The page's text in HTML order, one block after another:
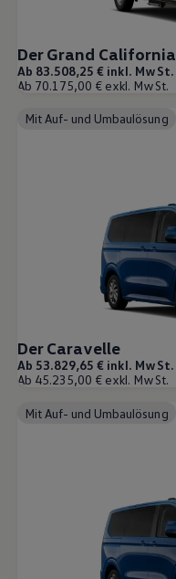
Der Grand California
Ab 83.508,25 € inkl. MwSt.
Ab 70.175,00 € exkl. MwSt.
Mit Auf- und Umbaulösung
Der Caravelle
Ab 53.829,65 € inkl. MwSt.
Ab 45.235,00 € exkl. MwSt.
Mit Auf- und Umbaulösung